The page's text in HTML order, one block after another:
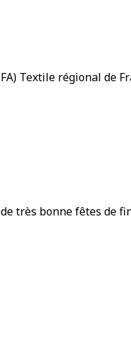
Textile régional de
très bonne fêtes de